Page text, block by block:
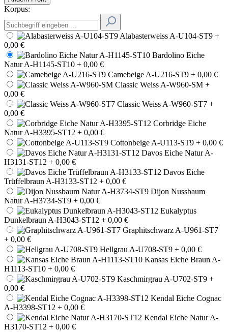
Korpus:
Alabasterweiss A-U104-ST9 +
0,00 €
Bardolino Eiche
Natur A-H1145-ST10 + 0,00 €
Camebeige A-U216-ST9 + 0,00 €
Classic Weiss A-W960-SM +
0,00 €
Classic Weiss A-W960-ST7 +
0,00 €
Corbridge Eiche
Natur A-H3395-ST12 + 0,00 €
Cottonbeige A-U113-ST9 + 0,00 €
Davos Eiche Natur A-
H3131-ST12 + 0,00 €
Davos Eiche
Trüffelbraun A-H3133-ST12 + 0,00 €
Dijon Nussbaum
Natur A-H3734-ST9 + 0,00 €
Eukalyptus
Dunkelbraun A-H3043-ST12 + 0,00 €
Graphitschwarz A-U961-ST7
+ 0,00 €
Hellgrau A-U708-ST9 + 0,00 €
Kansas Eiche Braun A-
H1113-ST10 + 0,00 €
Kaschmirgrau A-U702-ST9 +
0,00 €
Kendal Eiche Cognac
A-H3398-ST12 + 0,00 €
Kendal Eiche Natur A-
H3170-ST12 + 0,00 €